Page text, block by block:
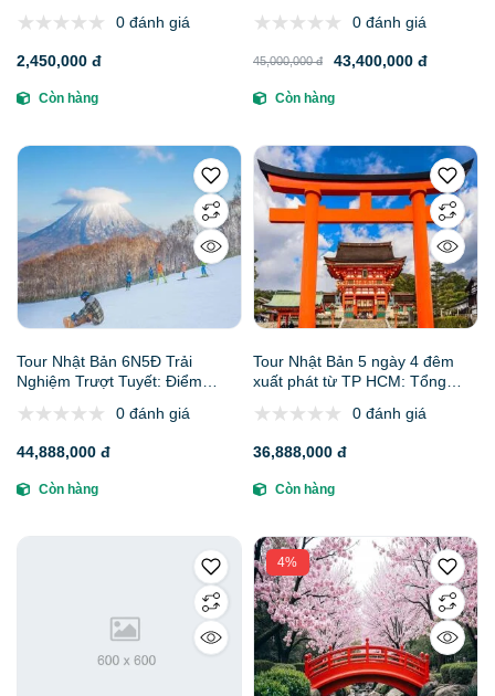
lịch
0 đánh giá
2,450,000 đ
Còn hàng
Và Đại Lý Uy Tín0 đánh giá
45,000,000 đ 43,400,000 đ
Còn hàng
Tour Nhật Bản 6N5Đ Trải
Nghiệm Trượt Tuyết: Điểm
Giá, Kinh Nghiệm Và Gợi Ý Đại
0 đánh giá
44,888,000 đ
Còn hàng
Tour Nhật Bản 5 ngày 4 đêm
xuất phát từ TP HCM: Tổng
Trình, Báo Giá, Kinh Nghiệm Và
0 đánh giá
36,888,000 đ
Còn hàng
4%